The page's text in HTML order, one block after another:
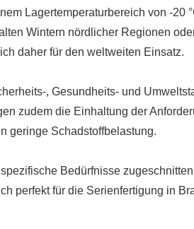
Lagertemperaturbereich von -20
Wintern nördlicher Regionen
daher für den weltweiten Einsatz.
, Gesundheits- und
zudem die Einhaltung der
geringe Schadstoffbelastung.
Bedürfnisse
perfekt für die Serienfertigung in